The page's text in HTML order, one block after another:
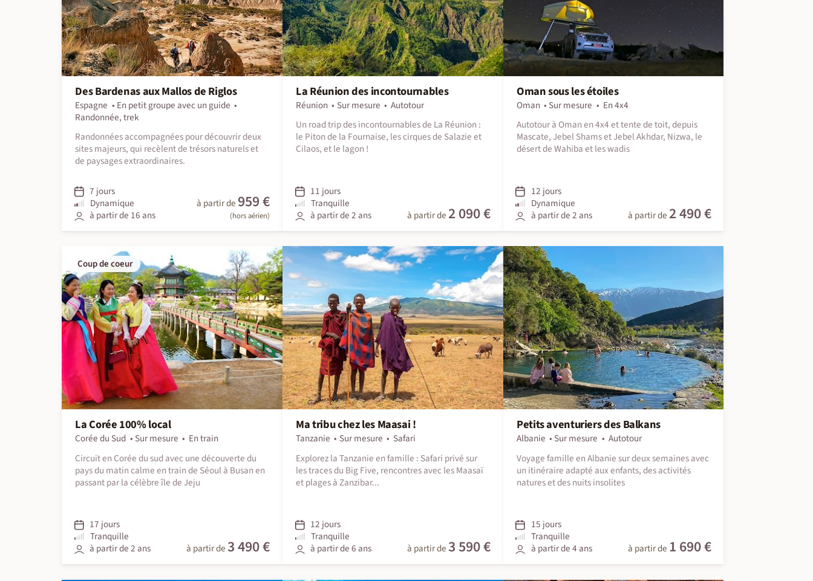
Des Bardenas aux Mallos de Riglos
Espagne
En petit groupe avec un guide
Randonnée, trek
Randonnées accompagnées pour découvrir deux
sites majeurs, qui recèlent de trésors naturels et
de paysages extraordinaires.
7 jours
Dynamique
à partir de 16 ans
à partir de 959 €
(hors aérien)
La Réunion des incontournables
Réunion Sur mesure
Autotour
Un road trip des incontournables de La Réunion :
le Piton de la Fournaise, les cirques de Salazie et
Cilaos, et le lagon !
11 jours
Tranquille
à partir de 2 ans
à partir de 2 090 €
Oman sous les étoiles
Oman Sur mesure
En 4x4
Autotour à Oman en 4x4 et tente de toit, depuis
Mascate, Jebel Shams et Jebel Akhdar, Nizwa, le
désert de Wahiba et les wadis
12 jours
Dynamique
à partir de 2 ans
à partir de 2 490 €
Coup de coeur
La Corée 100% local
Corée du Sud Sur mesure
En train
Circuit en Corée du sud avec une découverte du
pays du matin calme en train de Séoul à Busan en
passant par la célèbre île de Jeju
17 jours
Tranquille
à partir de 2 ans
à partir de 3 490 €
Ma tribu chez les Maasai !
Tanzanie Sur mesure
Safari
Explorez la Tanzanie en famille : Safari privé sur
les traces du Big Five, rencontres avec les Maasaï
et plages à Zanzibar...
12 jours
Tranquille
à partir de 6 ans
à partir de 3 590 €
Petits aventuriers des Balkans
Albanie Sur mesure
Autotour
Voyage famille en Albanie sur deux semaines avec
un itinéraire adapté aux enfants, des activités
natures et des nuits insolites
15 jours
Tranquille
à partir de 4 ans
à partir de 1 690 €